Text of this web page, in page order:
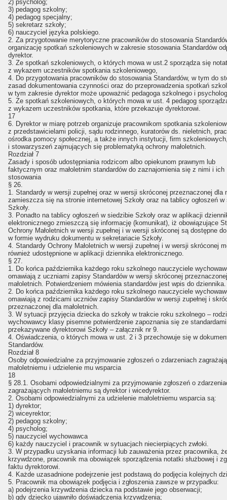
2) psycholog;
3) pedagog szkolny;
4) pedagog specjalny;
5) sekretarz szkoły;
6) nauczyciel języka polskiego.
2. Za przygotowanie merytoryczne pracowników do stosowania
organizację spotkań szkoleniowych w zakresie stosowania Standardów
dyrektor.
3. Ze spotkań szkoleniowych, o których mowa w ust.2 sporządza się
z wykazem uczestników spotkania szkoleniowego,
4. Do przygotowania pracowników do stosowania Standardów, w tym do
zasad dokumentowania czynności oraz do przeprowadzenia spotkań
w tym zakresie dyrektor może upoważnić pedagoga szkolnego i
5. Ze spotkań szkoleniowych, o których mowa w ust. 4 pedagog
z wykazem uczestników spotkania, które przekazuje dyrektorowi.
17
6. Dyrektor w miarę potrzeb organizuje pracownikom spotkania
z przedstawicielami policji, sądu rodzinnego, kuratorów ds. nieletnich,
ośrodka pomocy społecznej, a także innych instytucji, firm
i stowarzyszeń zajmujących się problematyką ochrony małoletnich.
Rozdział 7
Zasady i sposób udostępniania rodzicom albo opiekunom prawnym lub
faktycznym oraz małoletnim standardów do zaznajomienia się z nimi i ich
stosowania
§ 26.
1. Standardy w wersji zupełnej oraz w wersji skróconej przeznaczonej dla
zamieszcza się na stronie internetowej Szkoły oraz na tablicy ogłoszeń w
Szkoły.
3. Ponadto na tablicy ogłoszeń w siedzibie Szkoły oraz w aplikacji
elektronicznego zmieszczą się informację (komunikat), iż obowiązujące
Ochrony Małoletnich w wersji zupełnej i w wersji skróconej są dostępne
w formie wydruku dokumentu w sekretariacie Szkoły.
4. Standardy Ochrony Małoletnich w wersji zupełnej i w wersji skróconej
również udostępnione w aplikacji dziennika elektronicznego.
§ 27.
1. Do końca października każdego roku szkolnego nauczyciele
omawiają z uczniami zapisy Standardów w wersji skróconej
małoletnich. Potwierdzeniem mówienia standardów jest wpis do dziennika.
2. Do końca października każdego roku szkolnego nauczyciele
omawiają z rodzicami uczniów zapisy Standardów w wersji zupełnej i
przeznaczonej dla małoletnich.
3. W sytuacji przyjęcia dziecka do szkoły w trakcie roku szkolnego –
wychowawcy klasy pisemne potwierdzenie zapoznania się ze
przekazywane dyrektorowi Szkoły – załącznik nr 9.
4. Oświadczenia, o których mowa w ust. 2 i 3 przechowuje się w
Standardów.
Rozdział 8
Osoby odpowiedzialne za przyjmowanie zgłoszeń o zdarzeniach
małoletniemu i udzielenie mu wsparcia
18
§ 28.1. Osobami odpowiedzialnymi za przyjmowanie zgłoszeń o
zagrażających małoletniemu są dyrektor i wicedyrektor.
2. Osobami odpowiedzialnymi za udzielenie małoletniemu wsparcia są:
1) dyrektor;
2) wiceyrektor;
2) pedagog szkolny;
4) psycholog;
5) nauczyciel wychowawca
6) każdy nauczyciel i pracownik w sytuacjach niecierpiących zwłoki.
3. W przypadku uzyskania informacji lub zauważenia przez pracownika,
krzywdzone, pracownik ma obowiązek sporządzenia notatki służbowej i
faktu dyrektorowi.
4. Każde uzasadnione podejrzenie jest podstawą do podjęcia kolejnych
5. Pracownik ma obowiązek podjęcia i zgłoszenia zawsze w przypadku:
a) podejrzenia krzywdzenia dziecka na podstawie jego obserwacji;
b) gdy dziecko ujawniło doświadczenia krzywdzenia;